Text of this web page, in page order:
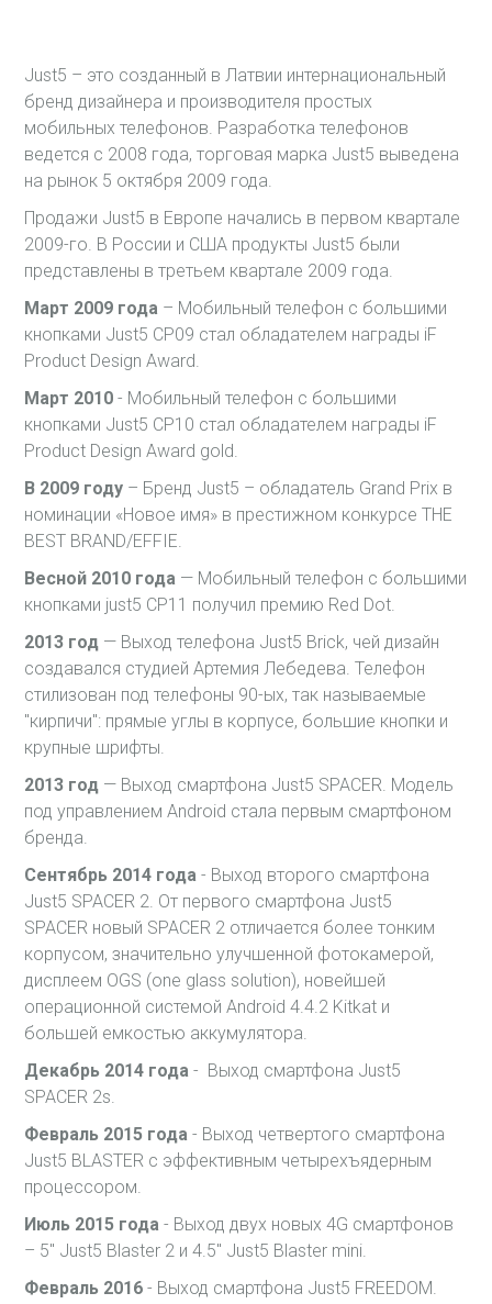
Just5 – это созданный в Латвии интернациональный
бренд дизайнера и производителя простых
мобильных телефонов. Разработка телефонов
ведется с 2008 года, торговая марка Just5 выведена
на рынок 5 октября 2009 года.
Продажи Just5 в Европе начались в первом квартале
2009-го. В России и США продукты Just5 были
представлены в третьем квартале 2009 года.
Март 2009 года – Мобильный телефон с большими
кнопками Just5 CP09 стал обладателем награды iF
Product Design Award.
Март 2010 - Мобильный телефон с большими
кнопками Just5 CP10 стал обладателем награды iF
Product Design Award gold.
В 2009 году – Бренд Just5 – обладатель Grand Prix в
номинации «Новое имя» в престижном конкурсе THE
BEST BRAND/EFFIE.
Весной 2010 года — Мобильный телефон с большими
кнопками just5 CP11 получил премию Red Dot.
2013 год — Выход телефона Just5 Brick, чей дизайн
создавался студией Артемия Лебедева. Телефон
стилизован под телефоны 90-ых, так называемые
"кирпичи": прямые углы в корпусе, большие кнопки и
крупные шрифты.
2013 год — Выход смартфона Just5 SPACER. Модель
под управлением Android стала первым смартфоном
бренда.
Сентябрь 2014 года - Выход второго смартфона
Just5 SPACER 2. От первого смартфона Just5
SPACER новый SPACER 2 отличается более тонким
корпусом, значительно улучшенной фотокамерой,
дисплеем OGS (one glass solution), новейшей
операционной системой Android 4.4.2 Kitkat и
большей емкостью аккумулятора.
Декабрь 2014 года - Выход смартфона Just5
SPACER 2s.
Февраль 2015 года - Выход четвертого смартфона
Just5 BLASTER с эффективным четырехъядерным
процессором.
Июль 2015 года - Выход двух новых 4G смартфонов
– 5" Just5 Blaster 2 и 4.5" Just5 Blaster mini.
Февраль 2016 - Выход смартфона Just5 FREEDOM.